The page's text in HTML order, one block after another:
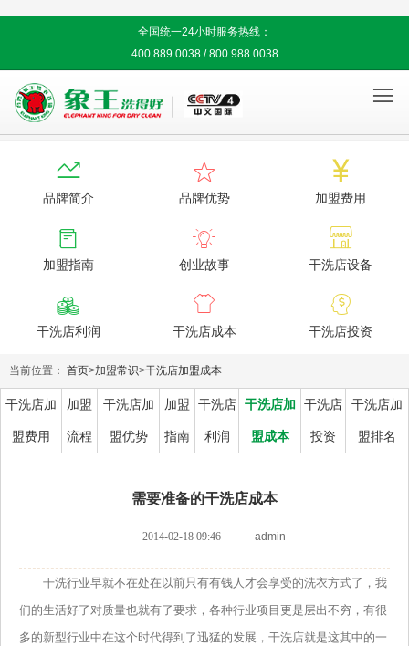
全国统一24小时服务热线：
400 889 0038 / 800 988 0038


品牌简介

品牌优势

加盟费用

加盟指南

创业故事

干洗店设备

干洗店利润

干洗店成本

干洗店投资
当前位置： 首页>加盟常识>干洗店加盟成本
干洗店加
盟费用
加盟
流程
干洗店加
盟优势
加盟
指南
干洗店
利润
干洗店加
盟成本
干洗店
投资
干洗店加
盟排名
需要准备的干洗店成本
2014-02-18 09:46 admin
干洗行业早就不在处在以前只有有钱人才会享受的洗衣方式了，我
们的生活好了对质量也就有了要求，各种行业项目更是层出不穷，有很
多的新型行业中在这个时代得到了迅猛的发展，干洗店就是这其中的一